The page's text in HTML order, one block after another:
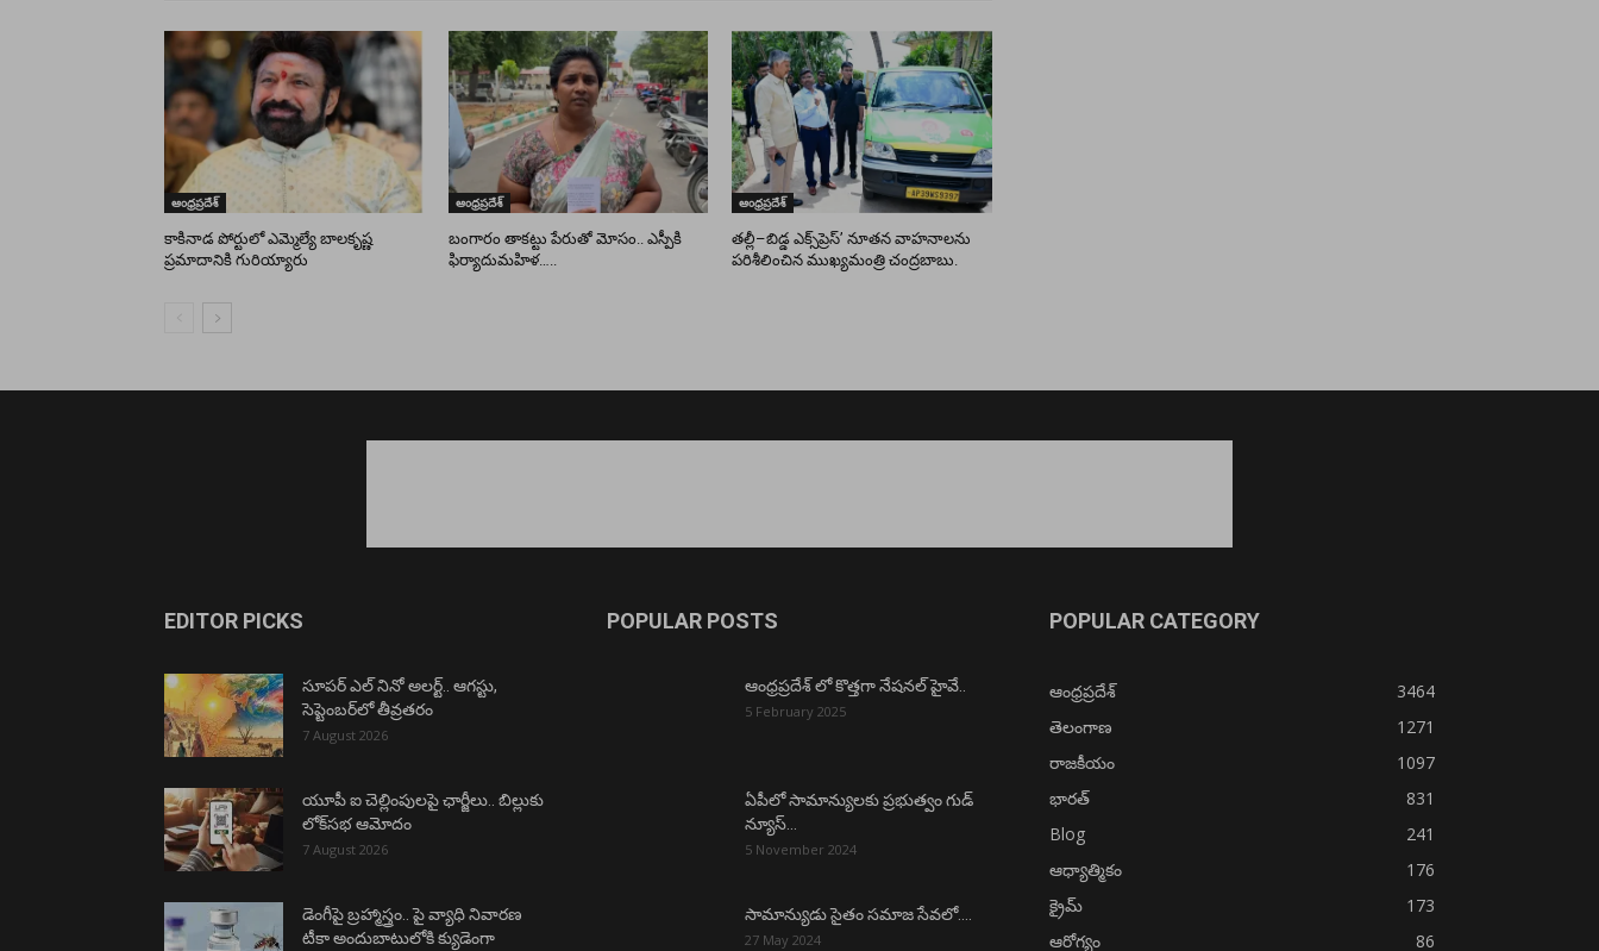
ఆంధ్రప్రదేశ్
కాకినాడ పోర్టులో ఎమ్మెల్యే బాలకృష్ణ
ప్రమాదానికి గురియ్యారు
ఆంధ్రప్రదేశ్
బంగారం తాకట్టు పేరుతో మోసం.. ఎస్పీకి
ఫిర్యాదుమహిళ…..
ఆంధ్రప్రదేశ్
తల్లీ–బిడ్డ ఎక్స్‌ప్రెస్’ నూతన వాహనాలను
పరిశీలించిన ముఖ్యమంత్రి చంద్రబాబు.
EDITOR PICKS
సూపర్ ఎల్ నినో అలర్ట్.. ఆగస్టు,
సెప్టెంబర్‌లో తీవ్రతరం
7 August 2026
యూపీ ఐ చెల్లింపులపై ఛార్జీలు.. బిల్లుకు
లోక్‌సభ ఆమోదం
7 August 2026
డెంగీపై బ్రహ్మాస్త్రం.. పై వ్యాధి నివారణ
టీకా అందుబాటులోకి క్యుడెంగా
POPULAR POSTS
ఆంధ్రప్రదేశ్ లో కొత్తగా నేషనల్ హైవే..
5 February 2025
ఏపీలో సామాన్యులకు ప్రభుత్వం గుడ్
న్యూస్…
5 November 2024
సామాన్యుడు సైతం సమాజ సేవలో….
27 May 2024
POPULAR CATEGORY
ఆంధ్రప్రదేశ్
3464
తెలంగాణ
1271
రాజకీయం
1097
భారత్
831
Blog
241
ఆధ్యాత్మికం
176
క్రైమ్
173
ఆరోగ్యం
86